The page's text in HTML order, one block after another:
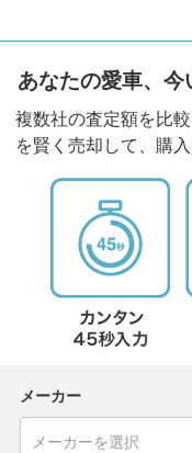
あなたの愛車、今
複数社の査定額を比
を賢く売却して、購
メーカー